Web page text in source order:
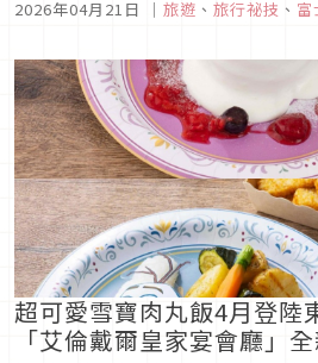
且若在白天搭的話，兩家其實都有提
2026年04月21日 ｜ 旅遊 、 旅行祕技 、 富
超可愛雪寶肉丸飯4月登陸
「艾倫戴爾皇家宴會廳」